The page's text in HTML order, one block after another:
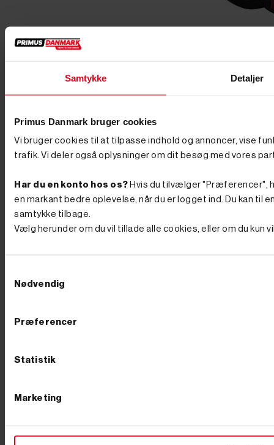
Samtykke Detaljer
Primus Danmark bruger cookies
Vi bruger cookies til at tilpasse indhold og annoncer, vise
trafik. Vi deler også oplysninger om dit besøg med vores
Har du en konto hos os? Hvis du tilvælger "Præferencer",
en markant bedre oplevelse, når du er logget ind. Du kan
samtykke tilbage.
Vælg herunder om du vil tillade alle cookies, eller om du kun
Nødvendig
Præferencer
Statistik
Marketing